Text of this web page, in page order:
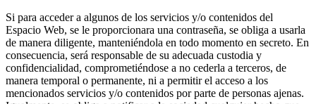
Si para acceder a algunos de los servicios y/o contenidos del
Espacio Web, se le proporcionara una contraseña, se obliga a usarla
de manera diligente, manteniéndola en todo momento en secreto. En
consecuencia, será responsable de su adecuada custodia y
confidencialidad, comprometiéndose a no cederla a terceros, de
manera temporal o permanente, ni a permitir el acceso a los
mencionados servicios y/o contenidos por parte de personas ajenas.